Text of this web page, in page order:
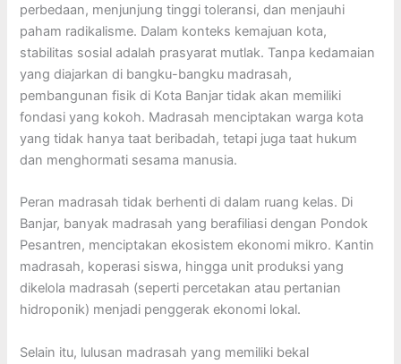
perbedaan, menjunjung tinggi toleransi, dan menjauhi
paham radikalisme. Dalam konteks kemajuan kota,
stabilitas sosial adalah prasyarat mutlak. Tanpa kedamaian
yang diajarkan di bangku-bangku madrasah,
pembangunan fisik di Kota Banjar tidak akan memiliki
fondasi yang kokoh. Madrasah menciptakan warga kota
yang tidak hanya taat beribadah, tetapi juga taat hukum
dan menghormati sesama manusia.
Peran madrasah tidak berhenti di dalam ruang kelas. Di
Banjar, banyak madrasah yang berafiliasi dengan Pondok
Pesantren, menciptakan ekosistem ekonomi mikro. Kantin
madrasah, koperasi siswa, hingga unit produksi yang
dikelola madrasah (seperti percetakan atau pertanian
hidroponik) menjadi penggerak ekonomi lokal.
Selain itu, lulusan madrasah yang memiliki bekal